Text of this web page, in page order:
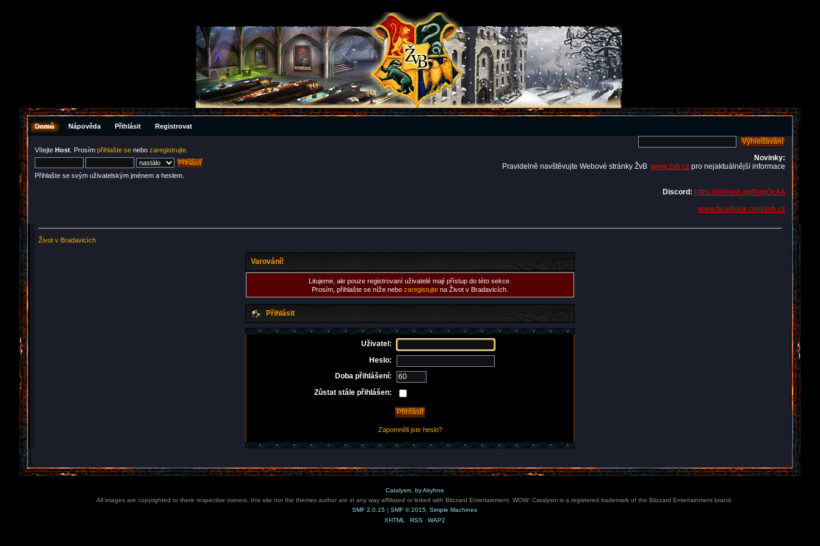
Domů Nápověda Přihlásit Registrovat
Vítejte Host . Prosím přihlašte se nebo zaregistrujte
Přihlašte se svým uživatelským jménem a heslem.
Novinky:
Pravidelně navštěvujte Webové stránky ŽvB www.zvb.cz pro nejaktuálnější informace
Discord: https://discord.gg/NqqGcAA
www.facebook.com/zvb.cz
Život v Bradavicích
Varování!
Litujeme, ale pouze registrovaní uživatelé mají přístup do této sekce.
Prosím, přihlašte se níže nebo zaregistujte na Život v Bradavicích.
Přihlásit
Uživatel:
Heslo:
Doba přihlášení:
Zůstat stále přihlášen:
Zapomněli jste heslo?
Catalysm, by Akyhne
All images are copyrighted to there respective owners, this site nor the themes author are in any way affiliated or linked with Blizzard Entertainment, WOW: Catalysm is a registered trademark of the Blizzard Entertainment brand.
SMF 2.0.15 | SMF © 2015 Simple Machines
XHTML
RSS WAP2